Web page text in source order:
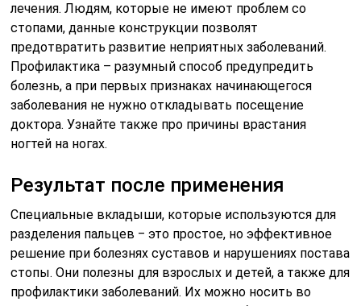
лечения. Людям, которые не имеют проблем со
стопами, данные конструкции позволят
предотвратить развитие неприятных заболеваний.
Профилактика – разумный способ предупредить
болезнь, а при первых признаках начинающегося
заболевания не нужно откладывать посещение
доктора. Узнайте также про причины врастания
ногтей на ногах.
Результат после применения
Специальные вкладыши, которые используются для
разделения пальцев ‒ это простое, но эффективное
решение при болезнях суставов и нарушениях постава
стопы. Они полезны для взрослых и детей, а также для
профилактики заболеваний. Их можно носить во